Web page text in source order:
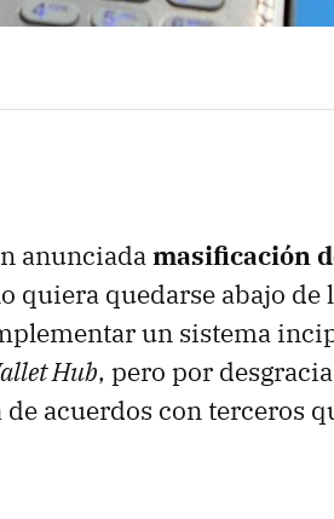
anunciadamasificación
quiera quedarse abajo de
un sistema
Hub, pero por
acuerdos con terceros